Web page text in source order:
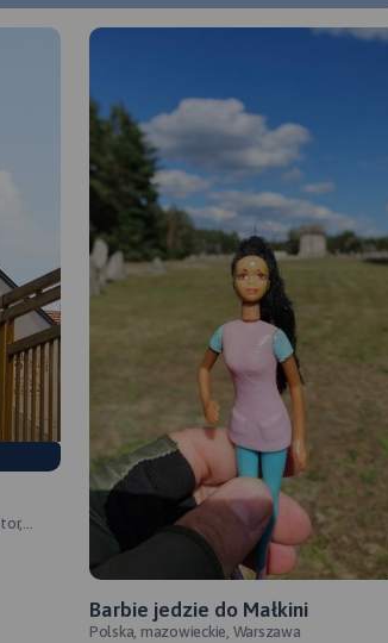
Barbie jedzie do Małkini
Polska, mazowieckie, Warszawa